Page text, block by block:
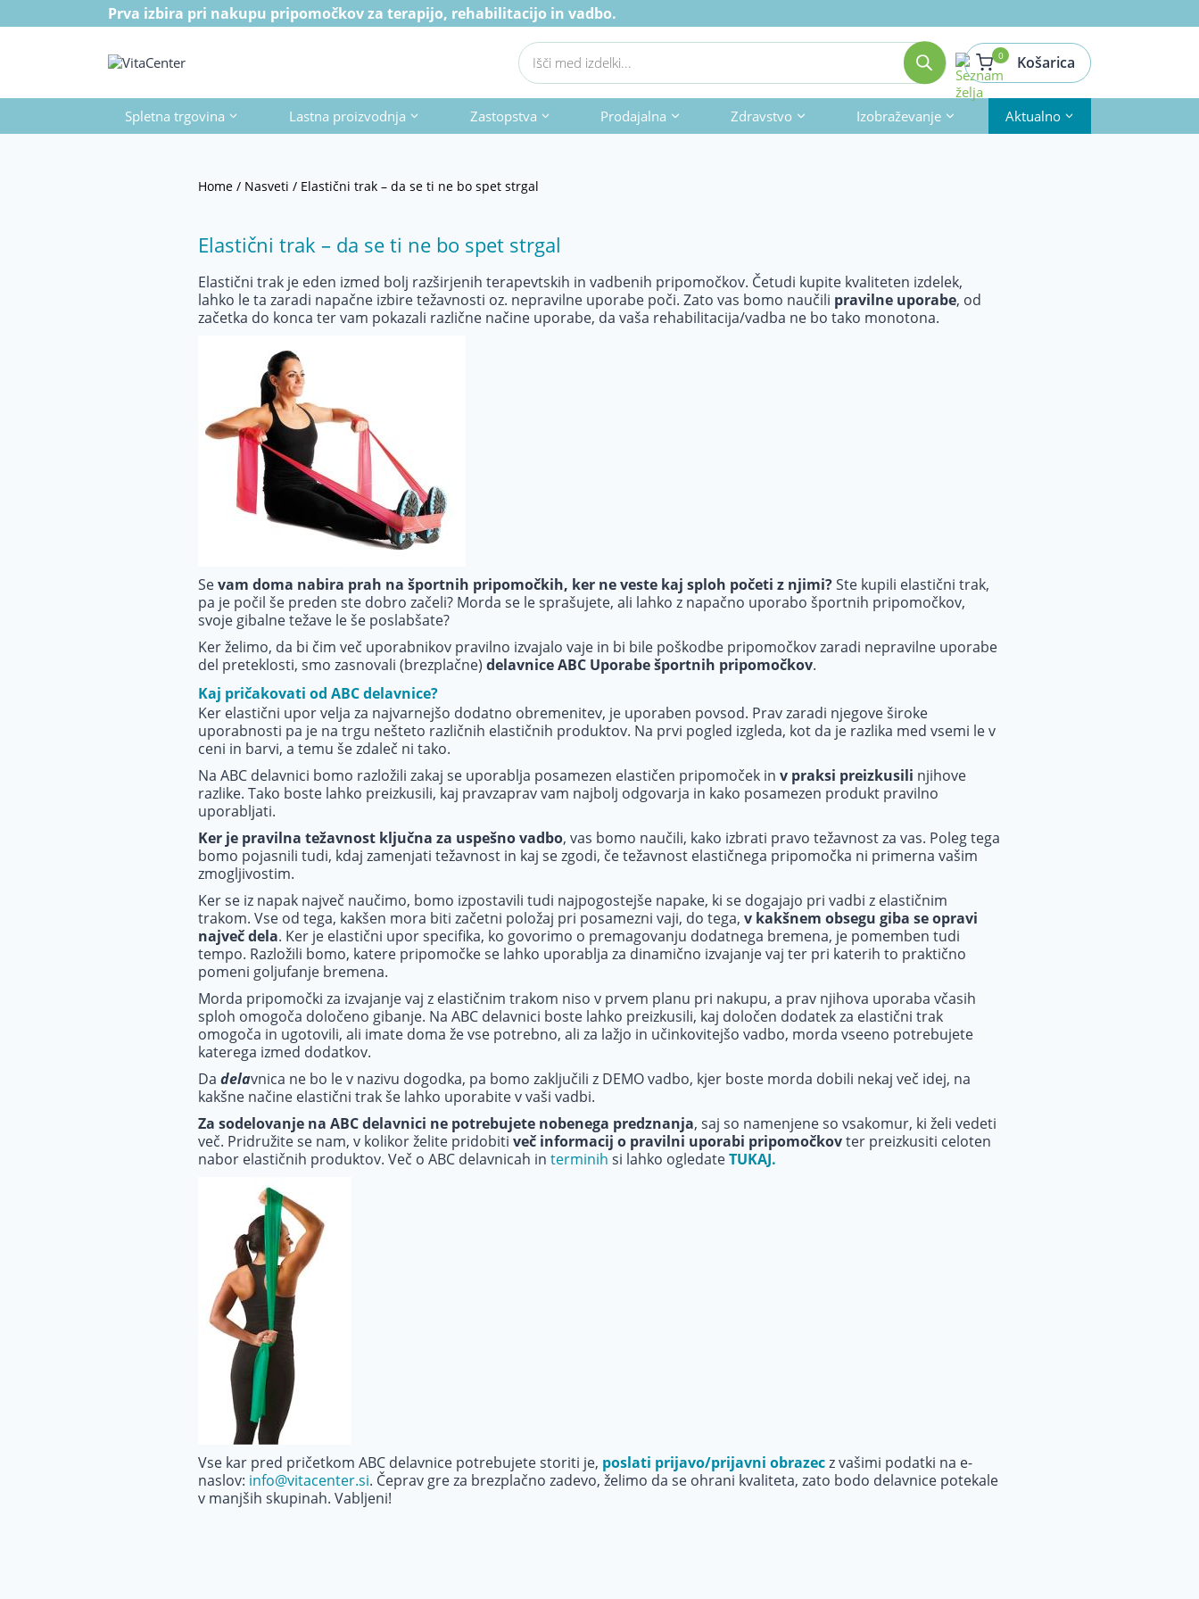
to
Prva izbira pri nakupu pripomočkov za terapijo, rehabilitacijo in vadbo.
Products
search Košarica
0
Spletna trgovina Lastna proizvodnja Zastopstva Prodajalna Zdravstvo Izobraževanje Aktualno
Home / Nasveti / Elastični trak – da se ti ne bo spet strgal
Elastični trak – da se ti ne bo spet strgal
Elastični trak je eden izmed bolj razširjenih terapevtskih in vadbenih pripomočkov. Četudi kupite kvaliteten izdelek,
lahko le ta zaradi napačne izbire težavnosti oz. nepravilne uporabe poči. Zato vas bomo naučili pravilne uporabe, od
začetka do konca ter vam pokazali različne načine uporabe, da vaša rehabilitacija/vadba ne bo tako monotona.
Sevam doma nabira prah na športnih pripomočkih, ker ne veste kaj sploh početi z njimi?Ste kupili elastični trak,
pa je počil še preden ste dobro začeli? Morda se le sprašujete, ali lahko z napačno uporabo športnih pripomočkov,
svoje gibalne težave le še poslabšate?
Ker želimo, da bi čim več uporabnikov pravilno izvajalo vaje in bi bile poškodbe pripomočkov zaradi nepravilne uporabe
del preteklosti, smo zasnovali (brezplačne) delavnice ABC Uporabe športnih pripomočkov.
Kaj pričakovati od ABC delavnice?
Ker elastični upor velja za najvarnejšo dodatno obremenitev, je uporaben povsod. Prav zaradi njegove široke
uporabnosti pa je na trgu nešteto različnih elastičnih produktov. Na prvi pogled izgleda, kot da je razlika med vsemi le v
ceni in barvi, a temu še zdaleč ni tako.
Na ABC delavnici bomo razložili zakaj se uporablja posamezen elastičen pripomoček in v praksi preizkusili njihove
razlike. Tako boste lahko preizkusili, kaj pravzaprav vam najbolj odgovarja in kako posamezen produkt pravilno
uporabljati.
Ker je pravilna težavnost ključna za uspešno vadbo, vas bomo naučili, kako izbrati pravo težavnost za vas. Poleg tega
bomo pojasnili tudi, kdaj zamenjati težavnost in kaj se zgodi, če težavnost elastičnega pripomočka ni primerna vašim
zmogljivostim.
Ker se iz napak največ naučimo, bomo izpostavili tudi najpogostejše napake, ki se dogajajo pri vadbi z elastičnim
trakom. Vse od tega, kakšen mora biti začetni položaj pri posamezni vaji, do tega, v kakšnem obsegu giba se opravi
največ dela. Ker je elastični upor specifika, ko govorimo o premagovanju dodatnega bremena, je pomemben tudi
tempo. Razložili bomo, katere pripomočke se lahko uporablja za dinamično izvajanje vaj ter pri katerih to praktično
pomeni goljufanje bremena.
Morda pripomočki za izvajanje vaj z elastičnim trakom niso v prvem planu pri nakupu, a prav njihova uporaba včasih
sploh omogoča določeno gibanje. Na ABC delavnici boste lahko preizkusili, kaj določen dodatek za elastični trak
omogoča in ugotovili, ali imate doma že vse potrebno, ali za lažjo in učinkovitejšo vadbo, morda vseeno potrebujete
katerega izmed dodatkov.
Da delavnica ne bo le v nazivu dogodka, pa bomo zaključili z DEMO vadbo, kjer boste morda dobili nekaj več idej, na
kakšne načine elastični trak še lahko uporabite v vaši vadbi.
Za sodelovanje na ABC delavnici ne potrebujete nobenega predznanja, saj so namenjene so vsakomur, ki želi vedeti
več. Pridružite se nam, v kolikor želite pridobiti več informacij o pravilni uporabi pripomočkovter preizkusiti celoten
nabor elastičnih produktov. Več o ABC delavnicah in terminih si lahko ogledateTUKAJ.
Vse kar pred pričetkom ABC delavnice potrebujete storiti je, poslati prijavo/prijavni obrazecz vašimi podatki na e-
naslov: info@vitacenter.si. Čeprav gre za brezplačno zadevo, želimo da se ohrani kvaliteta, zato bodo delavnice potekale
v manjših skupinah. Vabljeni!